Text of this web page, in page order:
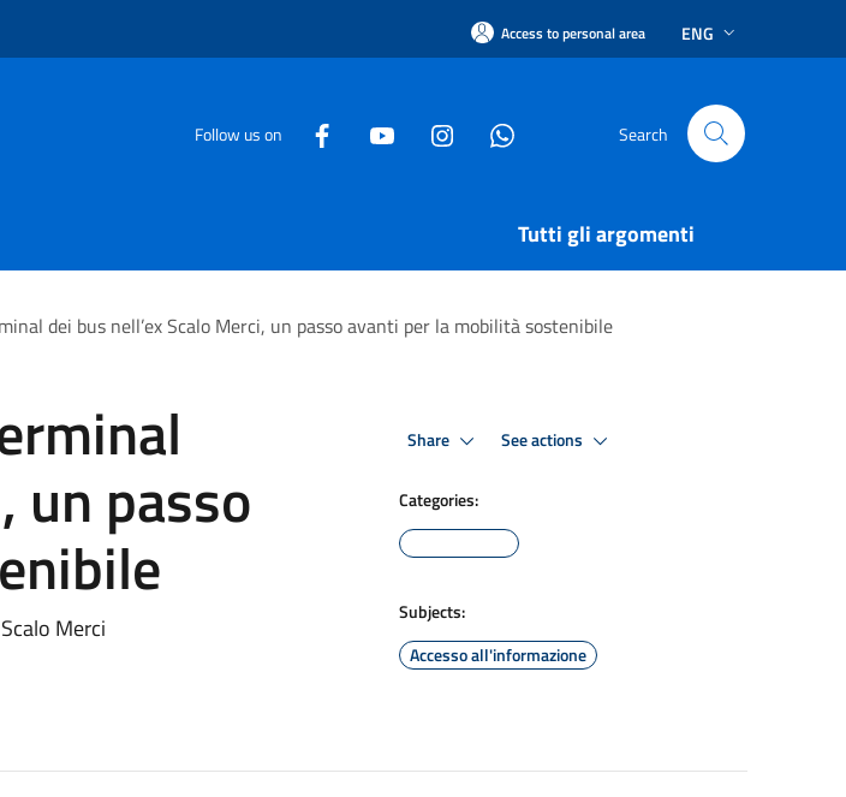
Access to personal area ENG
Follow us on Search
Tutti gli argomenti
dei bus nell’ex Scalo Merci, un passo avanti per la mobilità sostenibile
un passo
Merci
Share See actions
Categories:
Subjects:
Accesso all'informazione